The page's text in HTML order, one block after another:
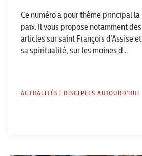
Ce numéro a pour thème principal la
paix. Il vous propose notamment des
articles sur saint François d’Assise et
sa spiritualité, sur les moines d...
ACTUALITÉS | DISCIPLES AUJOURD'HUI